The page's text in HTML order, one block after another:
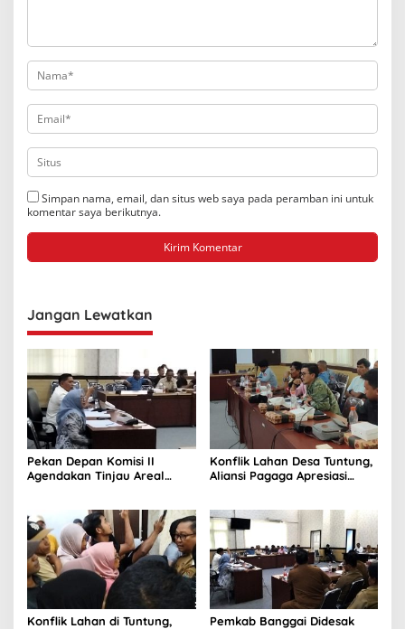
Simpan nama, email, dan situs web saya pada peramban ini untuk
komentar saya berikutnya.
Jangan Lewatkan
Pekan Depan Komisi II
Agendakan Tinjau Areal
Konflik Lahan Desa Tuntung,
Aliansi Pagaga Apresiasi
Konflik Lahan di Tuntung,
Pemkab Banggai Didesak